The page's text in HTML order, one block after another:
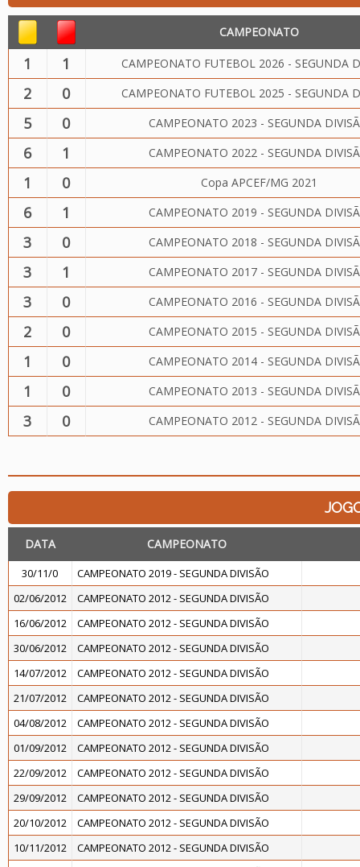
CAMPEONATO
1 1 CAMPEONATO FUTEBOL 2026 - SEGUNDA
2 0 CAMPEONATO FUTEBOL 2025 - SEGUNDA
5 0 CAMPEONATO 2023 - SEGUNDA
6 1 CAMPEONATO 2022 - SEGUNDA
1 0 Copa APCEF/MG 2021
6 1 CAMPEONATO 2019 - SEGUNDA
3 0 CAMPEONATO 2018 - SEGUNDA
3 1 CAMPEONATO 2017 - SEGUNDA
3 0 CAMPEONATO 2016 - SEGUNDA
2 0 CAMPEONATO 2015 - SEGUNDA
1 0 CAMPEONATO 2014 - SEGUNDA
1 0 CAMPEONATO 2013 - SEGUNDA
3 0 CAMPEONATO 2012 - SEGUNDA
DATA CAMPEONATO
30/11/0
CAMPEONATO 2019 - SEGUNDA DIVISÃO
02/06/2012
CAMPEONATO 2012 - SEGUNDA DIVISÃO
16/06/2012
CAMPEONATO 2012 - SEGUNDA DIVISÃO
30/06/2012
CAMPEONATO 2012 - SEGUNDA DIVISÃO
14/07/2012
CAMPEONATO 2012 - SEGUNDA DIVISÃO
21/07/2012
CAMPEONATO 2012 - SEGUNDA DIVISÃO
04/08/2012
CAMPEONATO 2012 - SEGUNDA DIVISÃO
01/09/2012
CAMPEONATO 2012 - SEGUNDA DIVISÃO
22/09/2012
CAMPEONATO 2012 - SEGUNDA DIVISÃO
29/09/2012
CAMPEONATO 2012 - SEGUNDA DIVISÃO
20/10/2012
CAMPEONATO 2012 - SEGUNDA DIVISÃO
10/11/2012
CAMPEONATO 2012 - SEGUNDA DIVISÃO